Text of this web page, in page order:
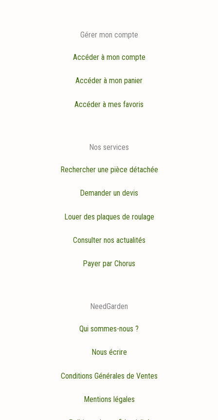
Gérer mon compte
Accéder à mon compte
Accéder à mon panier
Accéder à mes favoris
Nos services
Rechercher une pièce détachée
Demander un devis
Louer des plaques de roulage
Consulter nos actualités
Payer par Chorus
NeedGarden
Qui sommes-nous ?
Nous écrire
Conditions Générales de Ventes
Mentions légales